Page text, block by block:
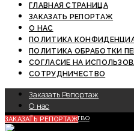
ГЛАВНАЯ СТРАНИЦА
ЗАКАЗАТЬ РЕПОРТАЖ
О НАС
ПОЛИТИКА
ПОЛИТИКА ОБРАБОТКИ
СОГЛАСИЕ НА
СОТРУДНИЧЕСТВО
Заказать Репортаж
О нас
Сотрудничество
ЗАКАЗАТЬ РЕПОРТАЖ